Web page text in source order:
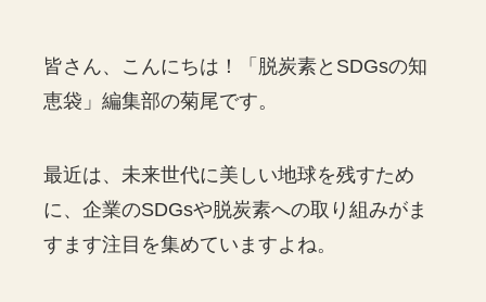
皆さん、こんにちは！「脱炭素とSDGsの知
恵袋」編集部の菊尾です。
最近は、未来世代に美しい地球を残すため
に、企業のSDGsや脱炭素への取り組みがま
すます注目を集めていますよね。